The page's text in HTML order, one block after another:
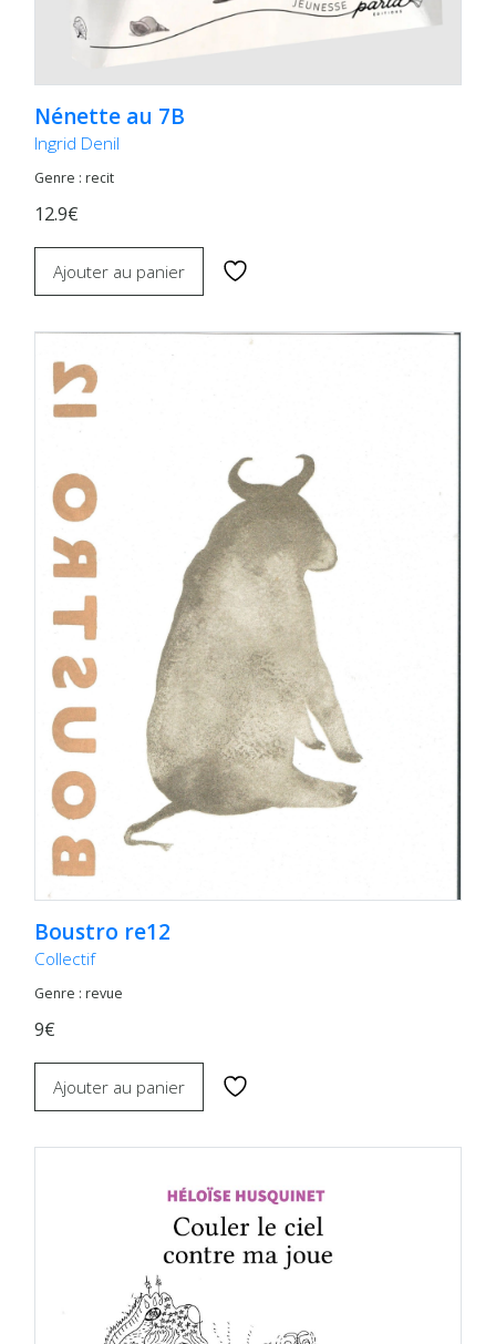
Nénette au 7B
Ingrid Denil
Genre : recit
12.9€
Ajouter au panier
Boustro re12
Collectif
Genre : revue
9€
Ajouter au panier